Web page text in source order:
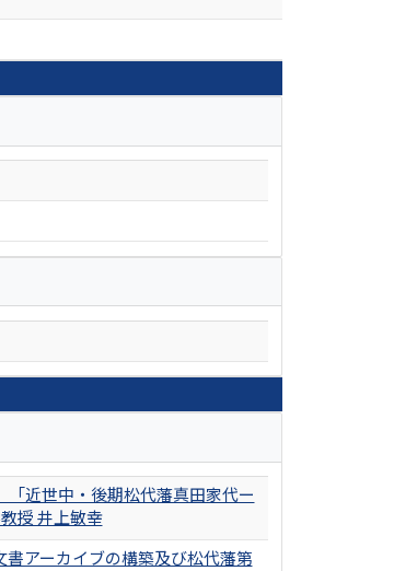
近世中・後期松代藩真田家代ー
授 井上敏幸
アーカイブの構築及び松代藩第